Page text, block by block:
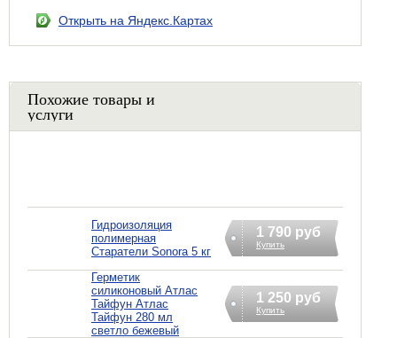
Открыть на Яндекс.Картах
Похожие товары и
услуги
Гидроизоляция
полимерная
Старатели Sonora 5 кг
1 790 руб
Купить
Герметик
силиконовый Атлас
Тайфун Атлас
Тайфун 280 мл
светло бежевый
1 250 руб
Купить